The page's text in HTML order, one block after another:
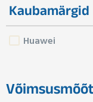
Kaubamärgid
Huawei